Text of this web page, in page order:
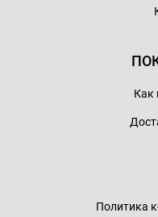
Как
Политика